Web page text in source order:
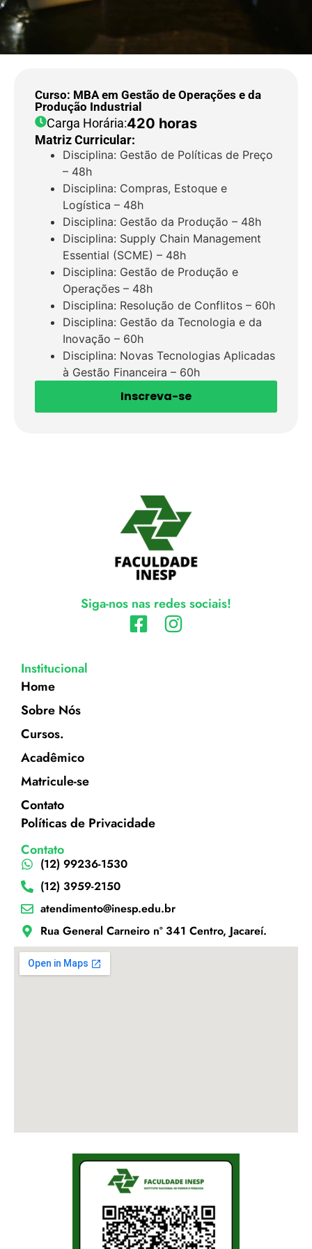
Curso: MBA em Gestão de Operações e da
Produção Industrial
Carga Horária:420 horas
Matriz Curricular:
Disciplina: Gestão de Políticas de Preço
– 48h
Disciplina: Compras, Estoque e
Logística – 48h
Disciplina: Gestão da Produção – 48h
Disciplina: Supply Chain Management
Essential (SCME) – 48h
Disciplina: Gestão de Produção e
Operações – 48h
Disciplina: Resolução de Conflitos – 60h
Disciplina: Gestão da Tecnologia e da
Inovação – 60h
Disciplina: Novas Tecnologias Aplicadas
à Gestão Financeira – 60h
Inscreva-se
Siga-nos nas redes sociais!
Institucional
Home
Sobre Nós
Cursos.
Acadêmico
Matricule-se
Contato
Políticas de Privacidade
Contato
(12) 99236-1530
(12) 3959-2150
atendimento@inesp.edu.br
Rua General Carneiro nº 341 Centro, Jacareí.